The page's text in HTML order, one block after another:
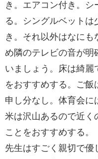
き。エアコン付き。
る。シングルベット
き。それ以外はなにも
め隣のテレビの音が明
いましょう。床は綺麗
をおすすめする。ご飯
申し分なし。体育会に
米は沢山あるので近く
ことをおすすめする。
先生はすごく親切で優